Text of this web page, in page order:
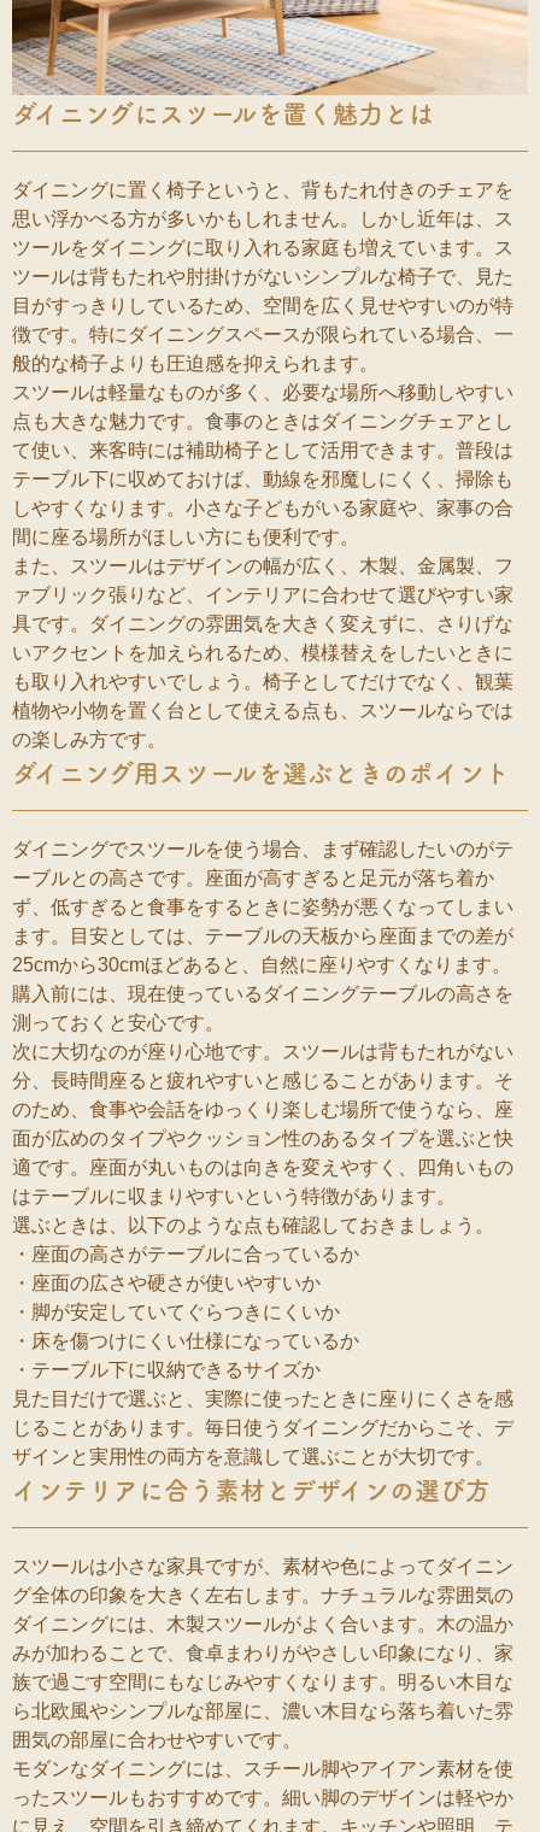
ダイニングにスツールを置く魅力とは
ダイニングに置く椅子というと、背もたれ付きのチェアを
思い浮かべる方が多いかもしれません。しかし近年は、ス
ツールをダイニングに取り入れる家庭も増えています。ス
ツールは背もたれや肘掛けがないシンプルな椅子で、見た
目がすっきりしているため、空間を広く見せやすいのが特
徴です。特にダイニングスペースが限られている場合、一
般的な椅子よりも圧迫感を抑えられます。
スツールは軽量なものが多く、必要な場所へ移動しやすい
点も大きな魅力です。食事のときはダイニングチェアとし
て使い、来客時には補助椅子として活用できます。普段は
テーブル下に収めておけば、動線を邪魔しにくく、掃除も
しやすくなります。小さな子どもがいる家庭や、家事の合
間に座る場所がほしい方にも便利です。
また、スツールはデザインの幅が広く、木製、金属製、フ
ァブリック張りなど、インテリアに合わせて選びやすい家
具です。ダイニングの雰囲気を大きく変えずに、さりげな
いアクセントを加えられるため、模様替えをしたいときに
も取り入れやすいでしょう。椅子としてだけでなく、観葉
植物や小物を置く台として使える点も、スツールならでは
の楽しみ方です。
ダイニング用スツールを選ぶときのポイント
ダイニングでスツールを使う場合、まず確認したいのがテ
ーブルとの高さです。座面が高すぎると足元が落ち着か
ず、低すぎると食事をするときに姿勢が悪くなってしまい
ます。目安としては、テーブルの天板から座面までの差が
25cmから30cmほどあると、自然に座りやすくなります。
購入前には、現在使っているダイニングテーブルの高さを
測っておくと安心です。
次に大切なのが座り心地です。スツールは背もたれがない
分、長時間座ると疲れやすいと感じることがあります。そ
のため、食事や会話をゆっくり楽しむ場所で使うなら、座
面が広めのタイプやクッション性のあるタイプを選ぶと快
適です。座面が丸いものは向きを変えやすく、四角いもの
はテーブルに収まりやすいという特徴があります。
選ぶときは、以下のような点も確認しておきましょう。
・座面の高さがテーブルに合っているか
・座面の広さや硬さが使いやすいか
・脚が安定していてぐらつきにくいか
・床を傷つけにくい仕様になっているか
・テーブル下に収納できるサイズか
見た目だけで選ぶと、実際に使ったときに座りにくさを感
じることがあります。毎日使うダイニングだからこそ、デ
ザインと実用性の両方を意識して選ぶことが大切です。
インテリアに合う素材とデザインの選び方
スツールは小さな家具ですが、素材や色によってダイニン
グ全体の印象を大きく左右します。ナチュラルな雰囲気の
ダイニングには、木製スツールがよく合います。木の温か
みが加わることで、食卓まわりがやさしい印象になり、家
族で過ごす空間にもなじみやすくなります。明るい木目な
ら北欧風やシンプルな部屋に、濃い木目なら落ち着いた雰
囲気の部屋に合わせやすいです。
モダンなダイニングには、スチール脚やアイアン素材を使
ったスツールもおすすめです。細い脚のデザインは軽やか
に見え、空間を引き締めてくれます。キッチンや照明、テ